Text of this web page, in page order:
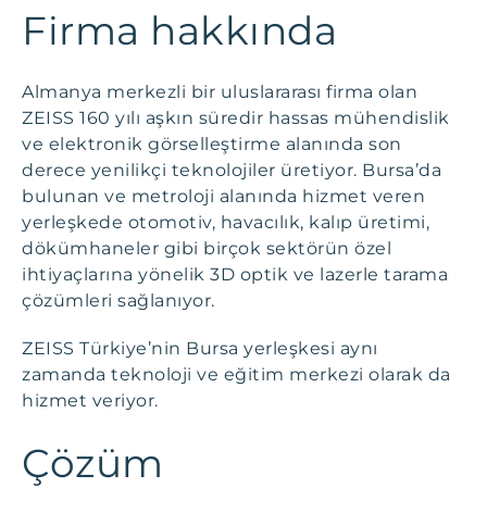
Firma hakkında
Almanya merkezli bir uluslararası firma olan
ZEISS 160 yılı aşkın süredir hassas mühendislik
ve elektronik görselleştirme alanında son
derece yenilikçi teknolojiler üretiyor. Bursa’da
bulunan ve metroloji alanında hizmet veren
yerleşkede otomotiv, havacılık, kalıp üretimi,
dökümhaneler gibi birçok sektörün özel
ihtiyaçlarına yönelik 3D optik ve lazerle tarama
çözümleri sağlanıyor.
ZEISS Türkiye’nin Bursa yerleşkesi aynı
zamanda teknoloji ve eğitim merkezi olarak da
hizmet veriyor.
Çözüm